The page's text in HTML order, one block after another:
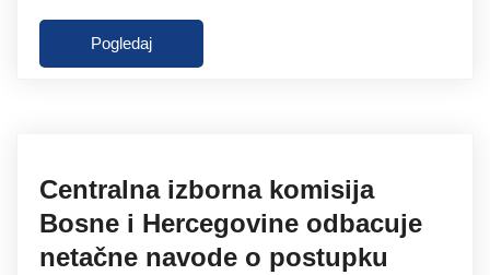
Pogledaj
Centralna izborna komisija
Bosne i Hercegovine odbacuje
netačne navode o postupku